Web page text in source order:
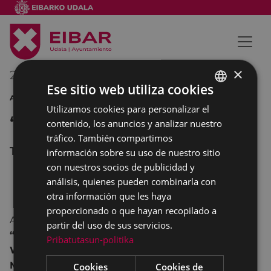
27/06/2015
AUDIOVISUAL MULTIMEDIA DANZA DEPORTE MÚSICA
“4milpasos”
Teatro COLISEO
A las 18:00 y a las 20:30 horas en el teatro Coliseo,
“4milpasos”. Iniciativa cultural de la S.D. Eibar y
Wico con coreografía de Josu
Mugika.
BASQUE
SPANISH
×
Ese sitio web utiliza cookies
Utilizamos cookies para personalizar el
contenido, los anuncios y analizar nuestro
tráfico. También compartimos
información sobre su uso de nuestro sitio
con nuestros socios de publicidad y
análisis, quienes pueden combinarla con
otra información que les haya
proporcionado o que hayan recopilado a
partir del uso de sus servicios.
Pribatutasun-politika
Cookies
Cookies de